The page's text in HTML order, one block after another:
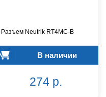
Разъем Neutrik RT4MC-B
В наличии
274 р.